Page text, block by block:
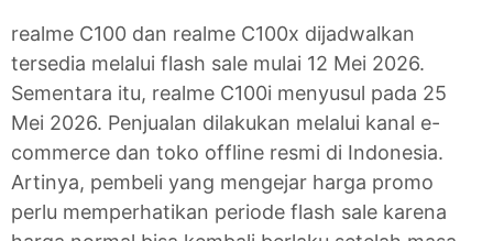
realme C100 dan realme C100x dijadwalkan
tersedia melalui flash sale mulai 12 Mei 2026.
Sementara itu, realme C100i menyusul pada 25
Mei 2026. Penjualan dilakukan melalui kanal e-
commerce dan toko offline resmi di Indonesia.
Artinya, pembeli yang mengejar harga promo
perlu memperhatikan periode flash sale karena